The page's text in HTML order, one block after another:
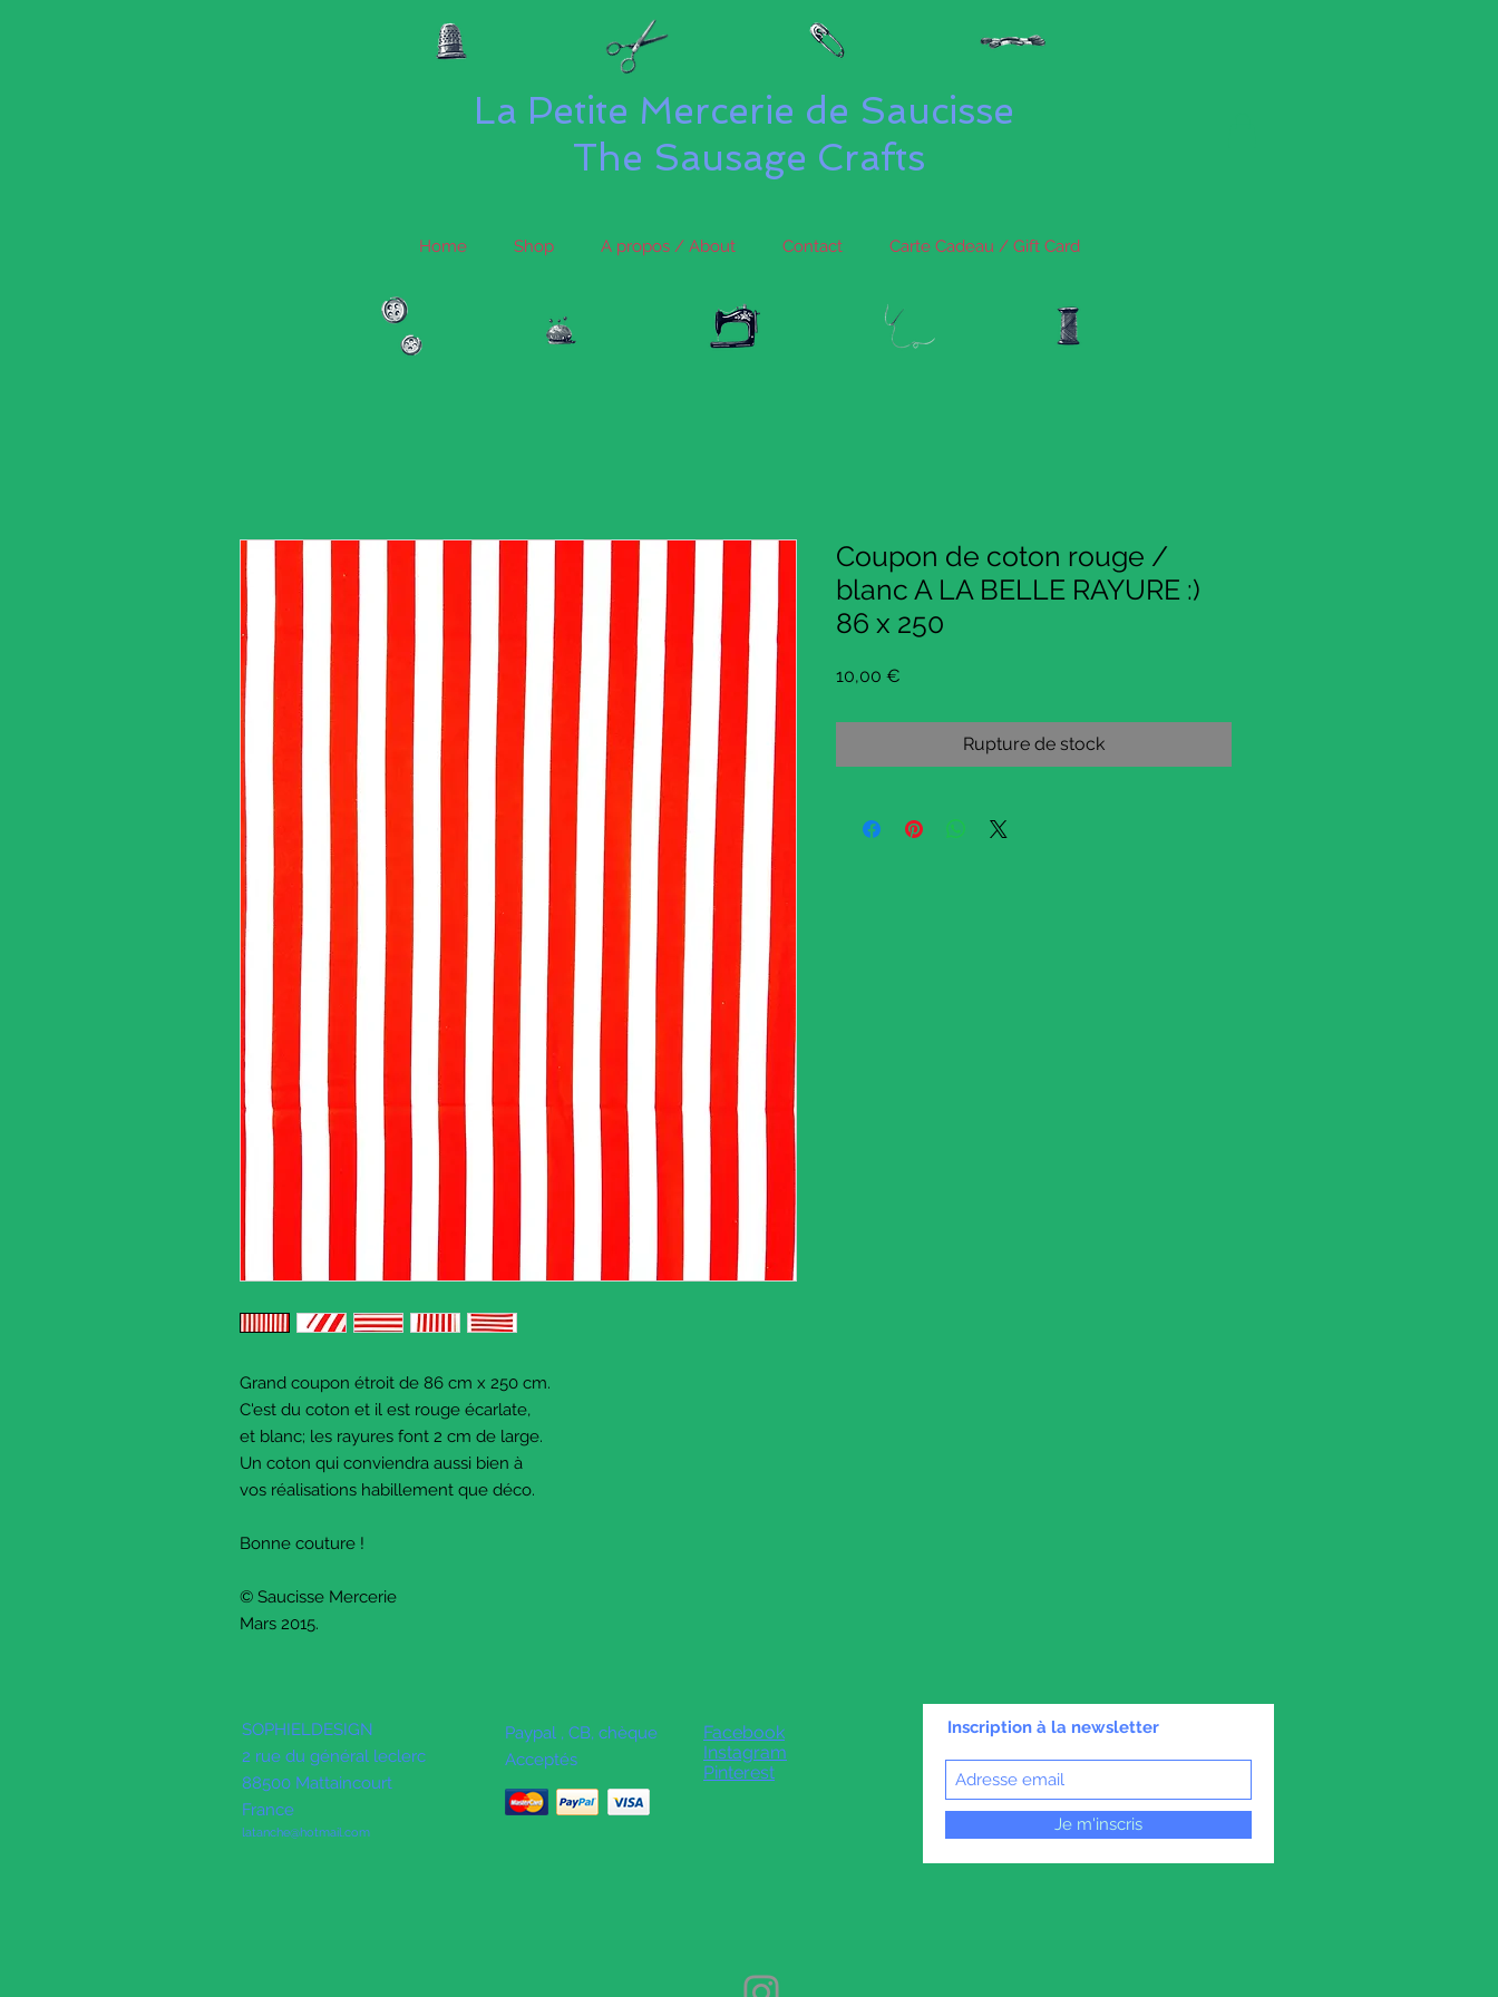
La Petite Mercerie de Saucisse
The Sausage Crafts
Home Shop A propos / About Contact Carte Cadeau / Gift Card
Grand coupon étroit de 86 cm x 250 cm.
C'est du coton et il est rouge écarlate,
et blanc; les rayures font 2 cm de large.
Un coton qui conviendra aussi bien à
vos réalisations habillement que déco.
Bonne couture !
© Saucisse Mercerie
Mars 2015.
Coupon de coton rouge /
blanc A LA BELLE RAYURE :)
86 x 250
10,00 €
Rupture de stock
SOPHIELDESIGN
2 rue du général leclerc
88500 Mattaincourt
France
latanche@hotmail.com
Paypal , CB, chèque
Acceptés
Facebook
Instagram
Pinterest
Inscription à la newsletter
Je m'inscris